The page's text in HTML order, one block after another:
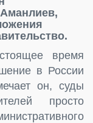
время
в России
он, суды
просто